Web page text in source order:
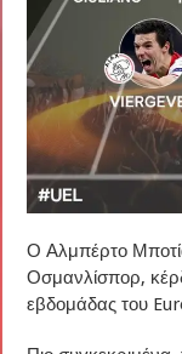
Ο Αλμπέρτο
Οσμανλίσπορ,
εβδομάδας του